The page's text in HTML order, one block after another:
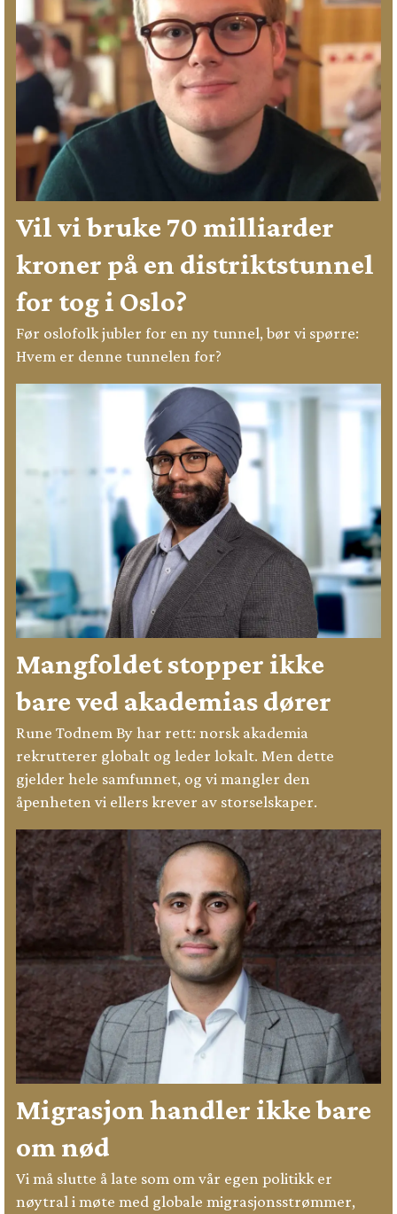
Vil vi bruke 70 milliarder
kroner på en distriktstunnel
for tog i Oslo?
Før oslofolk jubler for en ny tunnel, bør vi spørre:
Hvem er denne tunnelen for?
Mangfoldet stopper ikke
bare ved akademias dører
Rune Todnem By har rett: norsk akademia
rekrutterer globalt og leder lokalt. Men dette
gjelder hele samfunnet, og vi mangler den
åpenheten vi ellers krever av storselskaper.
Migrasjon handler ikke bare
om nød
Vi må slutte å late som om vår egen politikk er
nøytral i møte med globale migrasjonsstrømmer,